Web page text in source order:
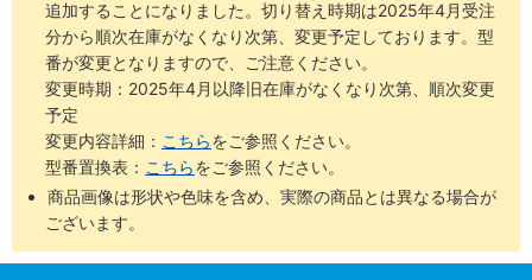
追加することになりました。切り替え時期は2025年4月受注
分から順次在庫がなくなり次第、変更予定しております。型
番が変更となりますので、ご注意ください。
変更時期：2025年4月以降旧在庫がなくなり次第、順次変更
予定
変更内容詳細： こちらをご参照ください。
型番置換表： こちらをご参照ください。
商品画像は形状や色味を含め、実際の商品とは異なる場合が
ございます。